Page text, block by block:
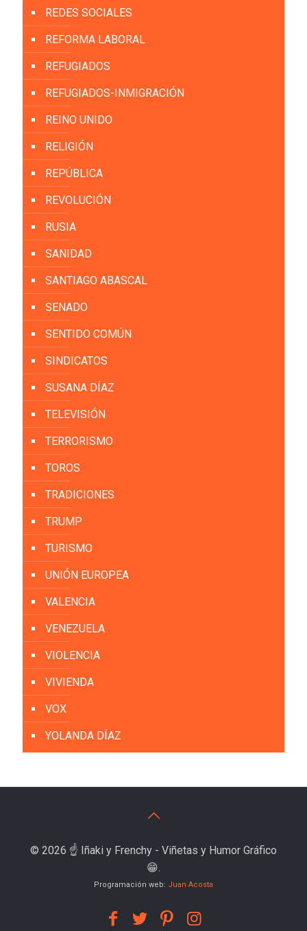
REDES SOCIALES
REFORMA LABORAL
REFUGIADOS
REFUGIADOS-INMIGRACIÓN
REINO UNIDO
RELIGIÓN
REPÚBLICA
REVOLUCIÓN
RUSIA
SANIDAD
SANTIAGO ABASCAL
SENADO
SENTIDO COMÚN
SINDICATOS
SUSANA DÍAZ
TELEVISIÓN
TERRORISMO
TOROS
TRADICIONES
TRUMP
TURISMO
UNIÓN EUROPEA
VALENCIA
VENEZUELA
VIOLENCIA
VIVIENDA
VOX
YOLANDA DÍAZ
© 2026 ☝️ Iñaki y Frenchy - Viñetas y Humor Gráfico
😁.
Programación web: Juan Acosta